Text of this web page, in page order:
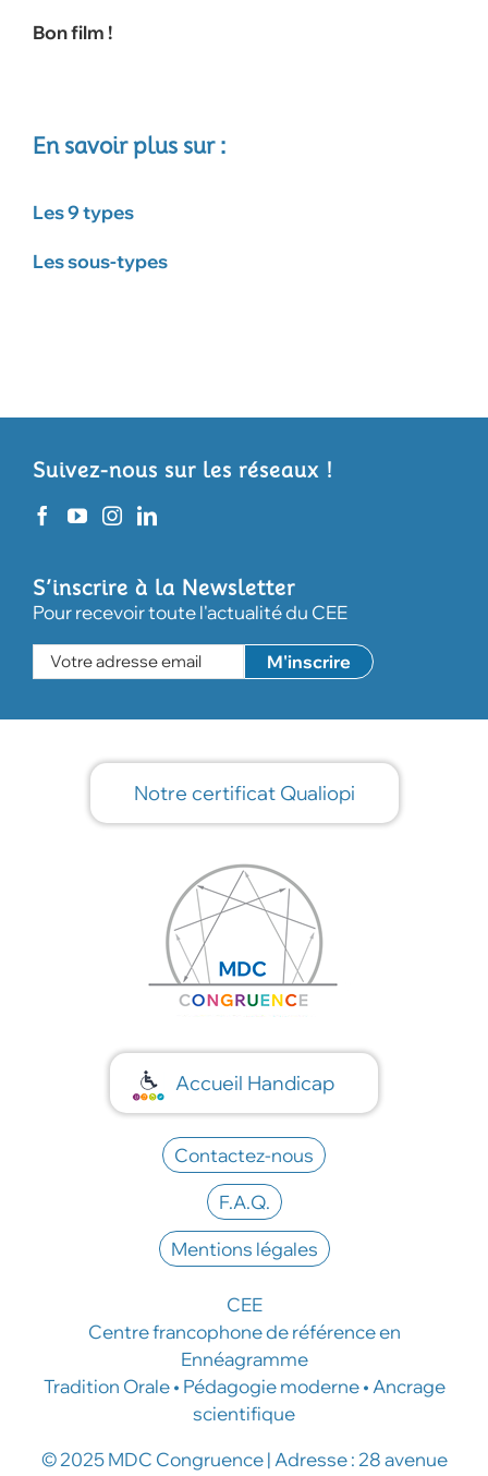
Bon film !
En savoir plus sur :
Les 9 types
Les sous-types
Suivez-nous sur les réseaux !
S’inscrire à la Newsletter
Pour recevoir toute l'actualité du CEE
Notre certificat Qualiopi
Accueil Handicap
Contactez-nous
F.A.Q.
Mentions légales
CEE
Centre francophone de référence en
Ennéagramme
Tradition Orale • Pédagogie moderne • Ancrage
scientifique
© 2025 MDC Congruence | Adresse : 28 avenue